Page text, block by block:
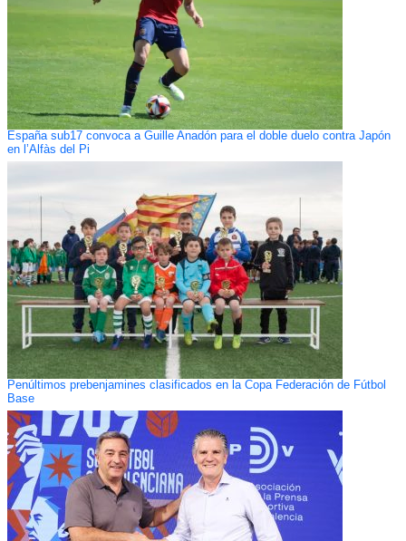
España sub17 convoca a Guille Anadón para el doble duelo contra Japón
en l’Alfàs del Pi
Penúltimos prebenjamines clasificados en la Copa Federación de Fútbol
Base